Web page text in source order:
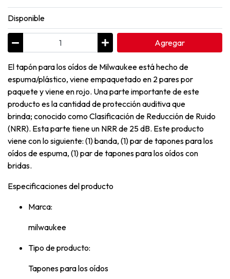
Disponible
Agregar
El tapón para los oídos de Milwaukee está hecho de
espuma/plástico, viene empaquetado en 2 pares por
paquete y viene en rojo. Una parte importante de este
producto es la cantidad de protección auditiva que
brinda; conocido como Clasificación de Reducción de Ruido
(NRR). Esta parte tiene un NRR de 25 dB. Este producto
viene con lo siguiente: (1) banda, (1) par de tapones para los
oídos de espuma, (1) par de tapones para los oídos con
bridas.
Especificaciones del producto
Marca:
milwaukee
Tipo de producto:
Tapones para los oídos